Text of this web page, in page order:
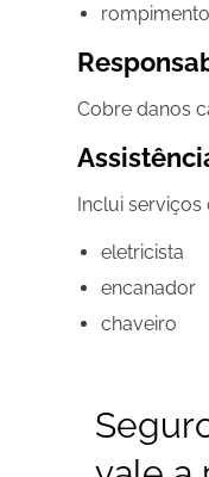
Cobre danos
Inclui serviços
eletricista
encanador
chaveiro